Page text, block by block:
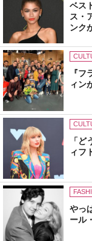
ベス
ス・
ンク
『
ィン
「
ィフ
やっ
ール